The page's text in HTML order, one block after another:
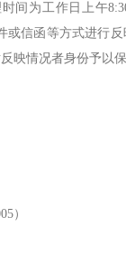
为工作日上午
或信函等方式进行
映情况者身份予以保
）